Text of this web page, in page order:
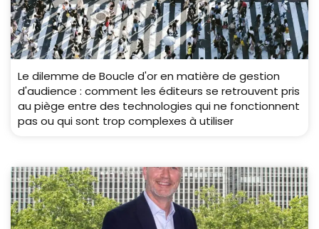
Le dilemme de Boucle d'or en matière de gestion
d'audience : comment les éditeurs se retrouvent pris
au piège entre des technologies qui ne fonctionnent
pas ou qui sont trop complexes à utiliser